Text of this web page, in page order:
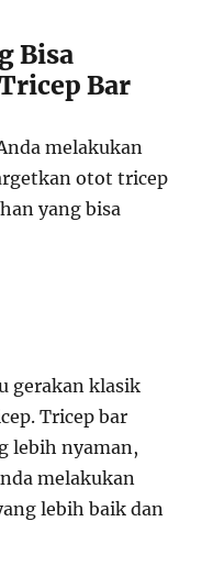
Bisa
Bar
melakukan
otot tricep
yang bisa
gerakan klasik
Tricep bar
lebih nyaman,
melakukan
lebih baik dan